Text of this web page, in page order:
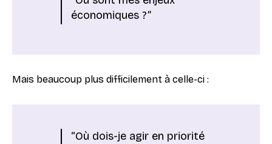
économiques ?”
Mais beaucoup plus difficilement à celle-ci :
“Où dois-je agir en priorité